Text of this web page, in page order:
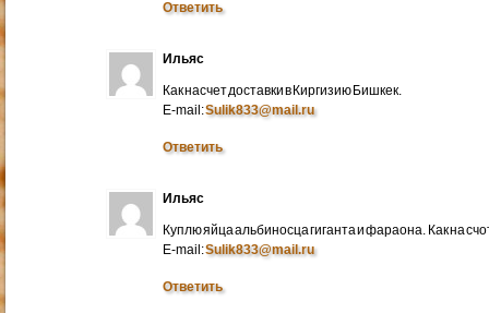
Ответить
Ильяс
Как насчет доставки в Киргизию Бишкек.
E-mail:Sulik833@mail.ru
Ответить
Ильяс
Куплю яйца альбиносца гиганта и фараона. Как на
E-mail:Sulik833@mail.ru
Ответить